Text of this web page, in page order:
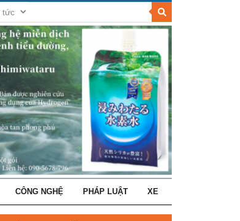
CÔNG NGHỆ PHÁP LUẬT XE